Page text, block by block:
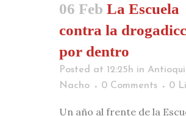
06 Feb La Escuela
contra la
por dentro
Posted at 12:25h in
Nacho
0 Comments 0
Un año al frente de la